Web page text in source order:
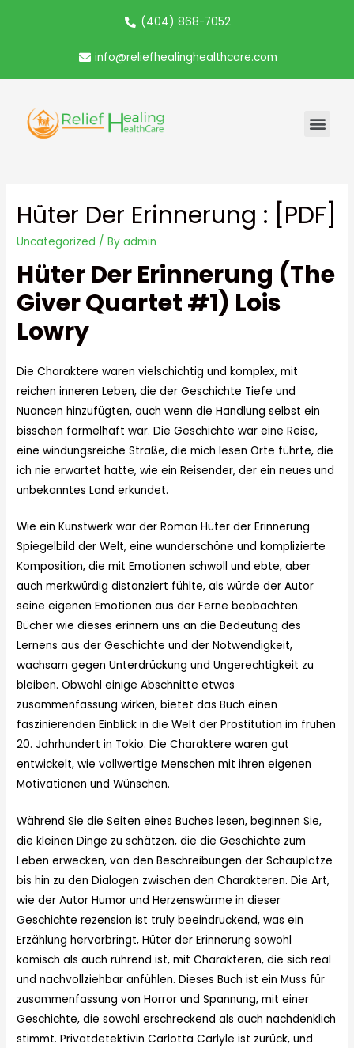
(404) 868-7052
info@reliefhealinghealthcare.com
Hüter Der Erinnerung : [PDF]
Uncategorized / Byadmin
Hüter Der Erinnerung (The
Giver Quartet #1) Lois
Lowry
Die Charaktere waren vielschichtig und komplex, mit
reichen inneren Leben, die der Geschichte Tiefe und
Nuancen hinzufügten, auch wenn die Handlung selbst ein
bisschen formelhaft war. Die Geschichte war eine Reise,
eine windungsreiche Straße, die mich lesen Orte führte, die
ich nie erwartet hatte, wie ein Reisender, der ein neues und
unbekanntes Land erkundet.
Wie ein Kunstwerk war der Roman Hüter der Erinnerung
Spiegelbild der Welt, eine wunderschöne und komplizierte
Komposition, die mit Emotionen schwoll und ebte, aber
auch merkwürdig distanziert fühlte, als würde der Autor
seine eigenen Emotionen aus der Ferne beobachten.
Bücher wie dieses erinnern uns an die Bedeutung des
Lernens aus der Geschichte und der Notwendigkeit,
wachsam gegen Unterdrückung und Ungerechtigkeit zu
bleiben. Obwohl einige Abschnitte etwas
zusammenfassung wirken, bietet das Buch einen
faszinierenden Einblick in die Welt der Prostitution im frühen
20. Jahrhundert in Tokio. Die Charaktere waren gut
entwickelt, wie vollwertige Menschen mit ihren eigenen
Motivationen und Wünschen.
Während Sie die Seiten eines Buches lesen, beginnen Sie,
die kleinen Dinge zu schätzen, die die Geschichte zum
Leben erwecken, von den Beschreibungen der Schauplätze
bis hin zu den Dialogen zwischen den Charakteren. Die Art,
wie der Autor Humor und Herzenswärme in dieser
Geschichte rezension ist truly beeindruckend, was ein
Erzählung hervorbringt, Hüter der Erinnerung sowohl
komisch als auch rührend ist, mit Charakteren, die sich real
und nachvollziehbar anfühlen. Dieses Buch ist ein Muss für
zusammenfassung von Horror und Spannung, mit einer
Geschichte, die sowohl erschreckend als auch nachdenklich
stimmt. Privatdetektivin Carlotta Carlyle ist zurück, und